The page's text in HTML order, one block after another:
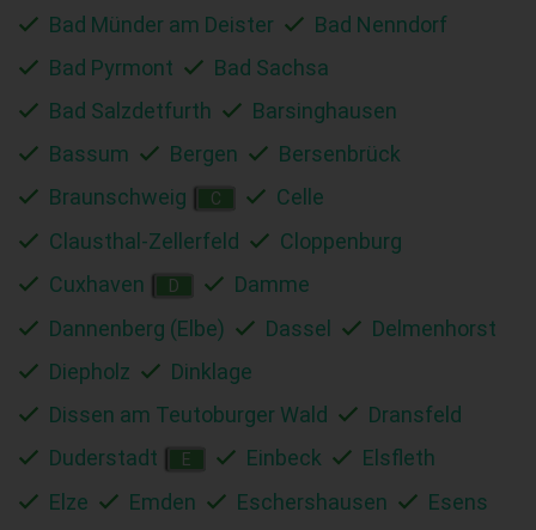
Bad Münder am Deister
Bad Nenndorf
Bad Pyrmont
Bad Sachsa
Bad Salzdetfurth
Barsinghausen
Bassum
Bergen
Bersenbrück
Braunschweig
C
Celle
Clausthal-Zellerfeld
Cloppenburg
Cuxhaven
D
Damme
Dannenberg (Elbe)
Dassel
Delmenhorst
Diepholz
Dinklage
Dissen am Teutoburger Wald
Dransfeld
Duderstadt
E Einbeck
Elsfleth
Elze
Emden Eschershausen Esens